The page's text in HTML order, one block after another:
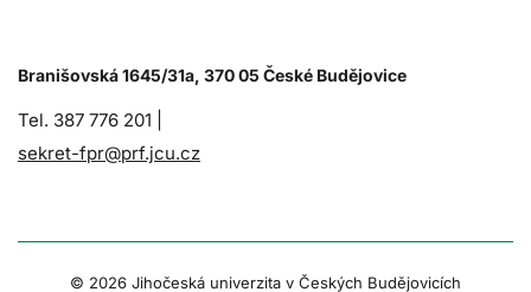
Branišovská 1645/31a, 370 05 České Budějovice
Tel. 387 776 201 |
sekret-fpr@prf.jcu.cz
© 2026 Jihočeská univerzita v Českých Budějovicích